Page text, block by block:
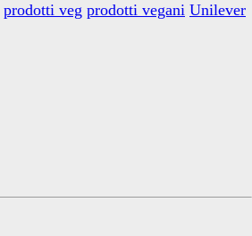
prodotti veg prodotti vegani Unilever